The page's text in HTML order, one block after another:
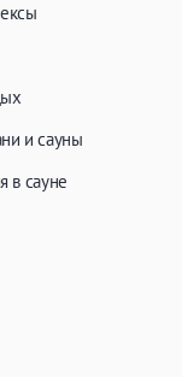
и сауны
в сауне